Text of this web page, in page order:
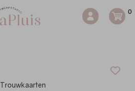
0
Trouwkaarten